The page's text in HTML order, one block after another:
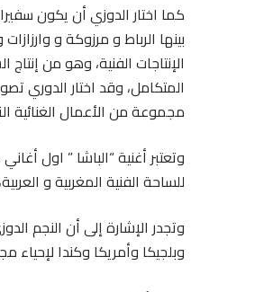
كما اختار الدوزي أن يكون
بينها الرباط و مرزوكة و
الإنتاجات الفنية، وهو من
المتكامل، وقد اختار الدوري
مجموعة من الأعمال الغنائية
وتعتبر أغنية “الباشا ” اول
للساحة الفنية المغربية و
وتجدر الإشارة إلى أن النجم
وبلجيكا وأمريكا وكندا